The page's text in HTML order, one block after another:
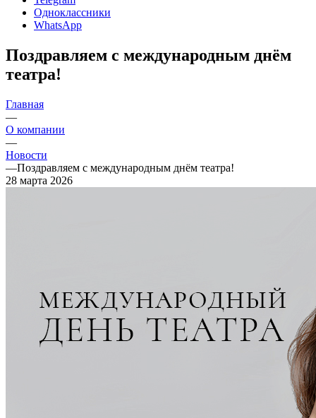
Одноклассники
WhatsApp
Поздравляем с международным днём
театра!
Главная
—
О компании
—
Новости
—Поздравляем с международным днём театра!
28 марта 2026